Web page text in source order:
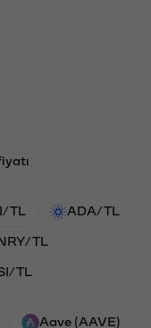
TL ADA/TL
TL
TL
Aave (AAVE)